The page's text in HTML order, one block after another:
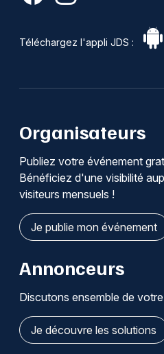
Téléchargez l'appli JDS :
Organisateurs
Publiez votre événement
Bénéficiez d'une visibilité
visiteurs mensuels !
Je publie mon événement
Annonceurs
Discutons ensemble de
Je découvre les solutions